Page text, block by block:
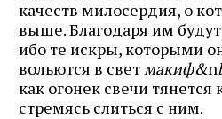
качеств милосердия, о
выше. Благодаря им
ибо те искры, которыми
вольются в свет макиф&n
как огонек свечи
стремясь слиться с ним.